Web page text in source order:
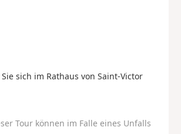
sich im Rathaus von Saint-Victor
Tour können im Falle eines Unfalls